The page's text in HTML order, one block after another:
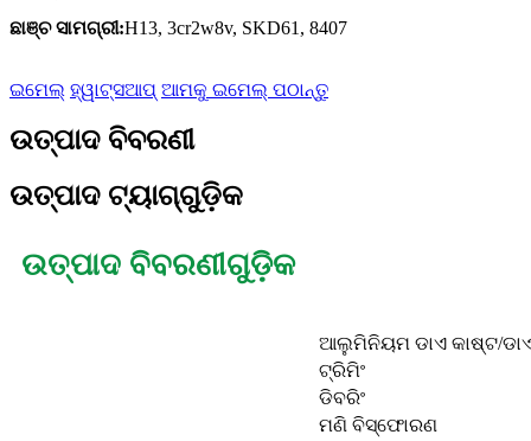
ଛାଞ୍ଚ ସାମଗ୍ରୀ:H13, 3cr2w8v, SKD61, 8407
ଇମେଲ୍ ହ୍ୱାଟ୍ସଆପ୍ ଆମକୁ ଇମେଲ୍ ପଠାନ୍ତୁ
ଉତ୍ପାଦ ବିବରଣୀ
ଉତ୍ପାଦ ଟ୍ୟାଗ୍‌ଗୁଡ଼ିକ
ଉତ୍ପାଦ ବିବରଣୀଗୁଡ଼ିକ
ଆଲୁମିନିୟମ ଡାଏ କାଷ୍ଟ/
ଟ୍ରିମିଂ
ଡିବରିଂ
ମଣି ବିସ୍ଫୋରଣ